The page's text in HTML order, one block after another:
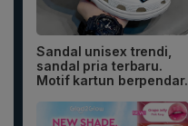
Sandal unisex trendi,
sandal pria terbaru.
Motif kartun berpendar.